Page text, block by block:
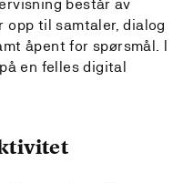
består av
opp til samtaler, dialog
åpent for spørsmål. I
en felles digital